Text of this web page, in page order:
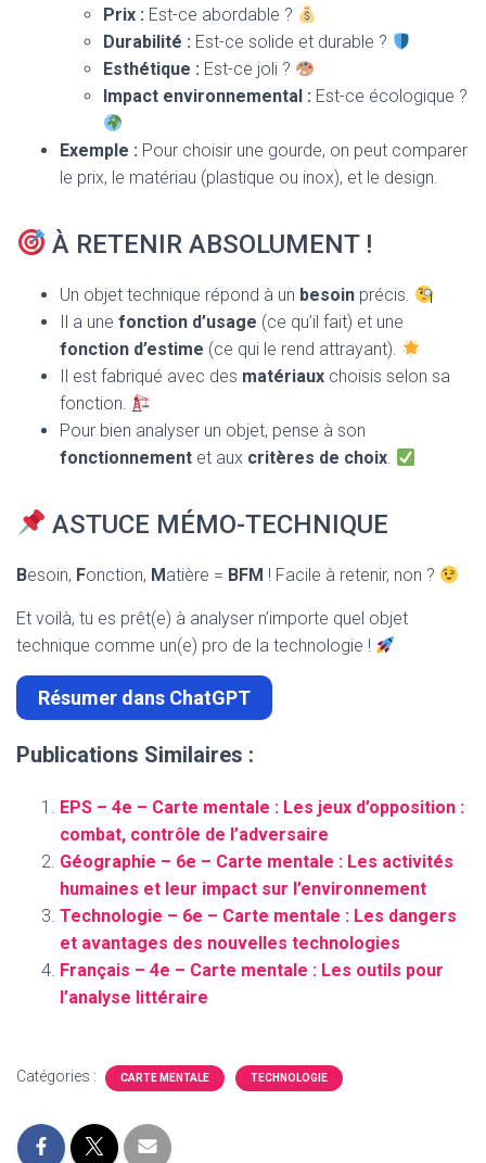
Prix : Est-ce abordable ?
Durabilité : Est-ce solide et durable ?
Esthétique : Est-ce joli ?
Impact environnemental : Est-ce écologique ?
Exemple : Pour choisir une gourde, on peut comparer
le prix, le matériau (plastique ou inox), et le design.
À RETENIR ABSOLUMENT !
Un objet technique répond à un besoin précis.
Il a une fonction d’usage (ce qu’il fait) et une
fonction d’estime (ce qui le rend attrayant).
Il est fabriqué avec des matériaux choisis selon sa
fonction.
Pour bien analyser un objet, pense à son
fonctionnement et aux critères de choix.
ASTUCE MÉMO-TECHNIQUE
Besoin, Fonction, Matière = BFM ! Facile à retenir, non ?
Et voilà, tu es prêt(e) à analyser n’importe quel objet
technique comme un(e) pro de la technologie !
Résumer dans ChatGPT
Publications Similaires :
EPS – 4e – Carte mentale : Les jeux d’opposition :
combat, contrôle de l’adversaire
Géographie – 6e – Carte mentale : Les activités
humaines et leur impact sur l’environnement
Technologie – 6e – Carte mentale : Les dangers
et avantages des nouvelles technologies
Français – 4e – Carte mentale : Les outils pour
l’analyse littéraire
Catégories : CARTE MENTALE TECHNOLOGIE